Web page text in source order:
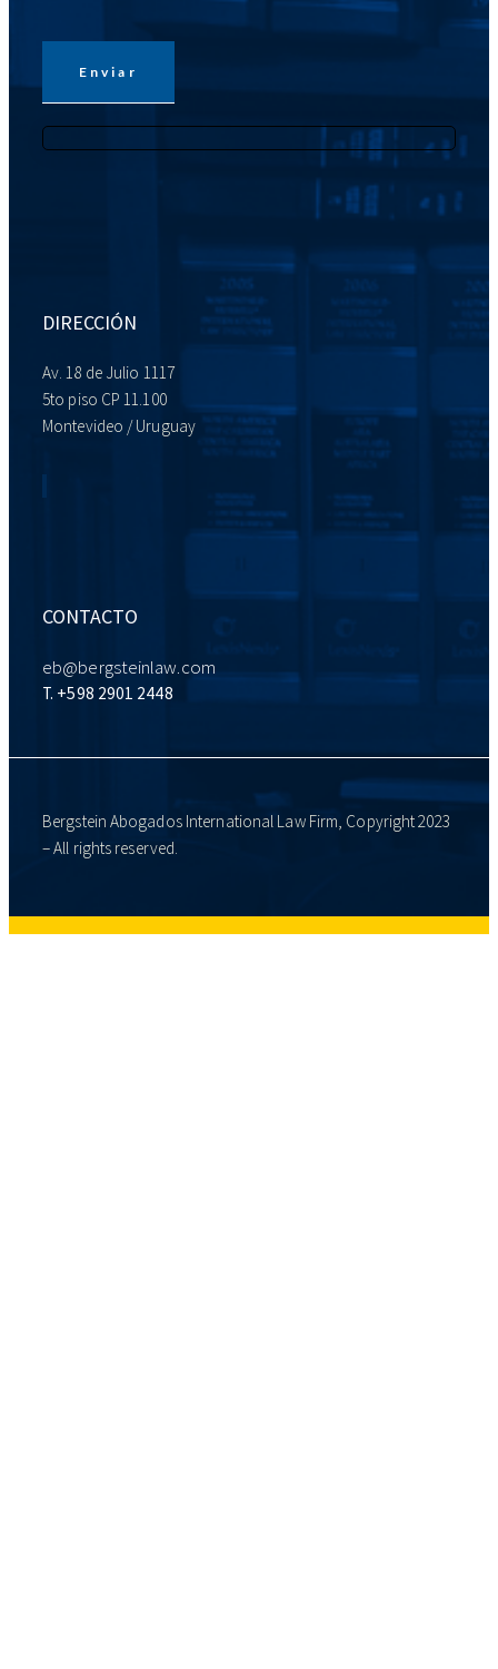
DIRECCIÓN
Av. 18 de Julio 1117
5to piso CP 11.100
Montevideo / Uruguay
CONTACTO
eb@bergsteinlaw.com
T. +598 2901 2448
Bergstein Abogados International Law Firm, Copyright 2023
– All rights reserved.